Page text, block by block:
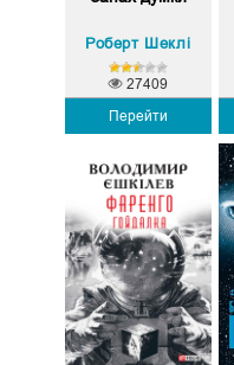
Роберт Шеклі
Перейти
27409